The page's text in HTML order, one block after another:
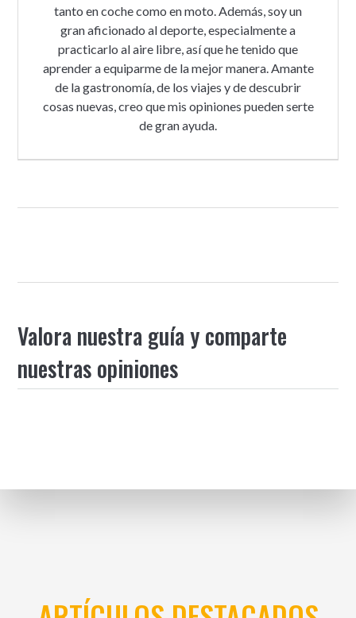
tanto en coche como en moto. Además, soy un
gran aficionado al deporte, especialmente a
practicarlo al aire libre, así que he tenido que
aprender a equiparme de la mejor manera. Amante
de la gastronomía, de los viajes y de descubrir
cosas nuevas, creo que mis opiniones pueden serte
de gran ayuda.
Valora nuestra guía y comparte
nuestras opiniones